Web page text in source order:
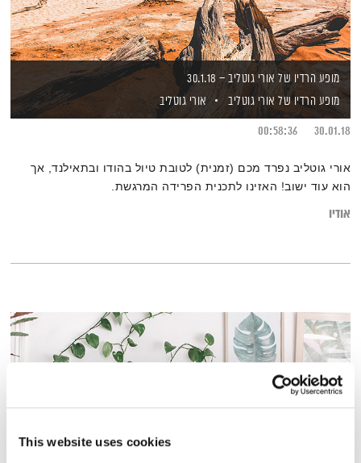
This website uses cookies
מופע הרדיו של אורי גוטליב – 30.1.18
מופע הרדיו של אורי גוטליב
אורי גוטליב
30.01.18
00:58:36
אורי גוטליב נפרד מכם (זמנית) לטובת טיול בהודו ובתאילנד, אך
הוא עוד ישוב! האזינו לתכנית הפרידה המרגשת.
אודיו